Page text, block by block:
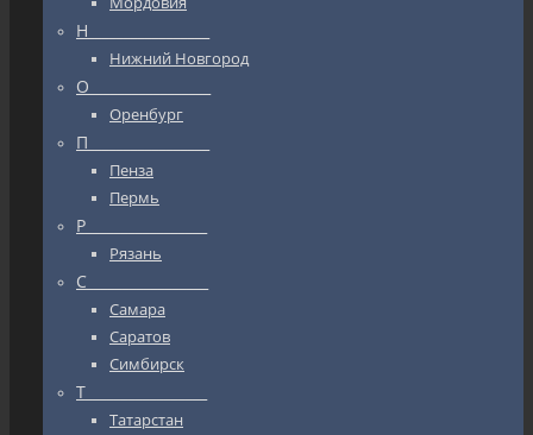
Н_________________
Нижний Новгород
О_________________
Оренбург
П_________________
Пенза
Пермь
Р_________________
Рязань
С_________________
Самара
Саратов
Симбирск
Т_________________
Татарстан